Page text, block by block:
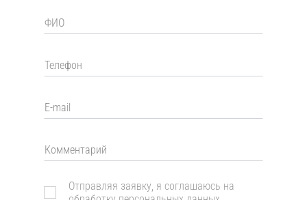
Отправляя заявку, я соглашаюсь на